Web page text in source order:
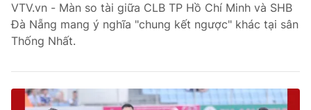
VTV.vn - Màn so tài giữa CLB TP Hồ Chí Minh và SHB
Đà Nẵng mang ý nghĩa "chung kết ngược" khác tại sân
Thống Nhất.